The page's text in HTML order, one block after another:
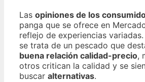
Las opiniones de los
panga que se ofrece en
reflejo de experiencias
se trata de un pescado que
buena relación calidad-precio,
otros critican la calidad y se
buscar alternativas.